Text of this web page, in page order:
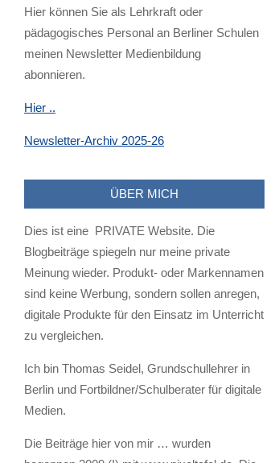
Hier können Sie als Lehrkraft oder
pädagogisches Personal an Berliner Schulen
meinen Newsletter Medienbildung
abonnieren.
Hier ..
Newsletter-Archiv 2025-26
ÜBER MICH
Dies ist eine PRIVATE Website. Die
Blogbeiträge spiegeln nur meine private
Meinung wieder. Produkt- oder Markennamen
sind keine Werbung, sondern sollen anregen,
digitale Produkte für den Einsatz im Unterricht
zu vergleichen.
Ich bin Thomas Seidel, Grundschullehrer in
Berlin und Fortbildner/Schulberater für digitale
Medien.
Die Beiträge hier von mir … wurden